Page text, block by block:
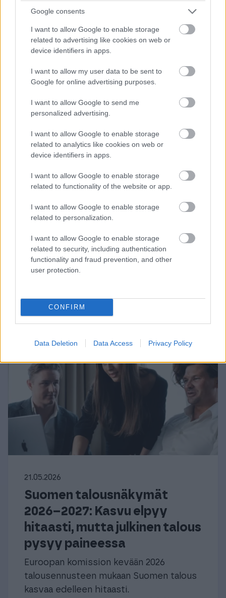
Google consents
I want to allow Google to enable storage
related to advertising like cookies on web or
device identifiers in apps.
I want to allow my user data to be sent to
Google for online advertising purposes.
I want to allow Google to send me
personalized advertising.
I want to allow Google to enable storage
related to analytics like cookies on web or
device identifiers in apps.
I want to allow Google to enable storage
related to functionality of the website or app.
I want to allow Google to enable storage
related to personalization.
I want to allow Google to enable storage
related to security, including authentication
functionality and fraud prevention, and other
user protection.
CONFIRM
Data Deletion Data Access Privacy Policy
01.06.2026
Työsopimuslaki – tunnetko
työnantajan ja työntekijän
Jokaisen työnantajan ja työntekijän on
oikeutensa ennen työsopimuksen
keskeinen sisältö kannattaa tuntea....
LUE ARTIKKELI
21.05.2026
Suomen talousnäkymät
2026–2027: Kasvu elpyy
hitaasti, mutta julkinen talous
pysyy paineessa
Euroopan komission kevään 2026
talousennusteen mukaan Suomen talous
kasvaa edelleen hitaasti.